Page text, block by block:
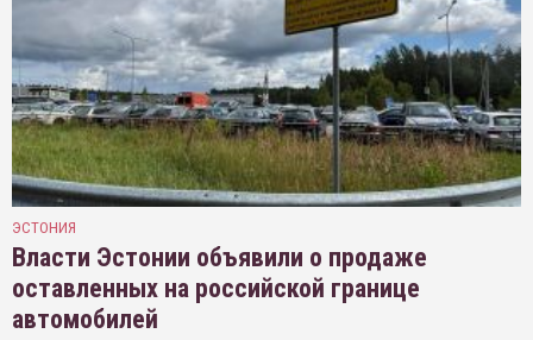
ЭСТОНИЯ
Власти Эстонии объявили о продаже
оставленных на российской границе
автомобилей